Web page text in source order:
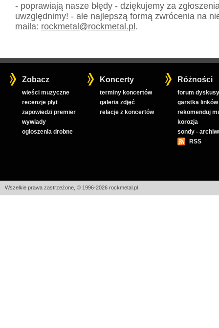
- poprawiają nasze błędy - dziękujemy za
uwzględnimy! - ale najlepszą formą zwrócenia na
maila: rockmetal@rockmetal.pl.
Zobacz
wieści muzyczne
recenzje płyt
zapowiedzi premier
wywiady
ogłoszenia drobne
Koncerty
terminy koncertów
galeria zdjęć
relacje z koncertów
Różności
forum
garstka linków
rekomenduj
korozja
sondy -
RSS
Wszelkie prawa zastrzeżone, © 1996-2026 rockmetal.pl